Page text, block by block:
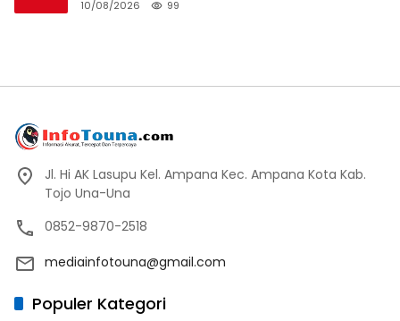
10/08/2026 99
Jl. Hi AK Lasupu Kel. Ampana Kec. Ampana Kota Kab.
Tojo Una-Una
0852-9870-2518
mediainfotouna@gmail.com
Populer Kategori